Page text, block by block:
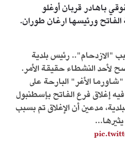
باهادر قربان أوغلو
الفاتح ورئيسها ارغان طوران.
"الازدحام".. رئيس بلدية
لأحد النشطاء حقيقة الأمر.
الأغر" البارحة على
إغلاق فرع الفاتح بإسطنبول
مدعين أن الإغلاق تم بسبب